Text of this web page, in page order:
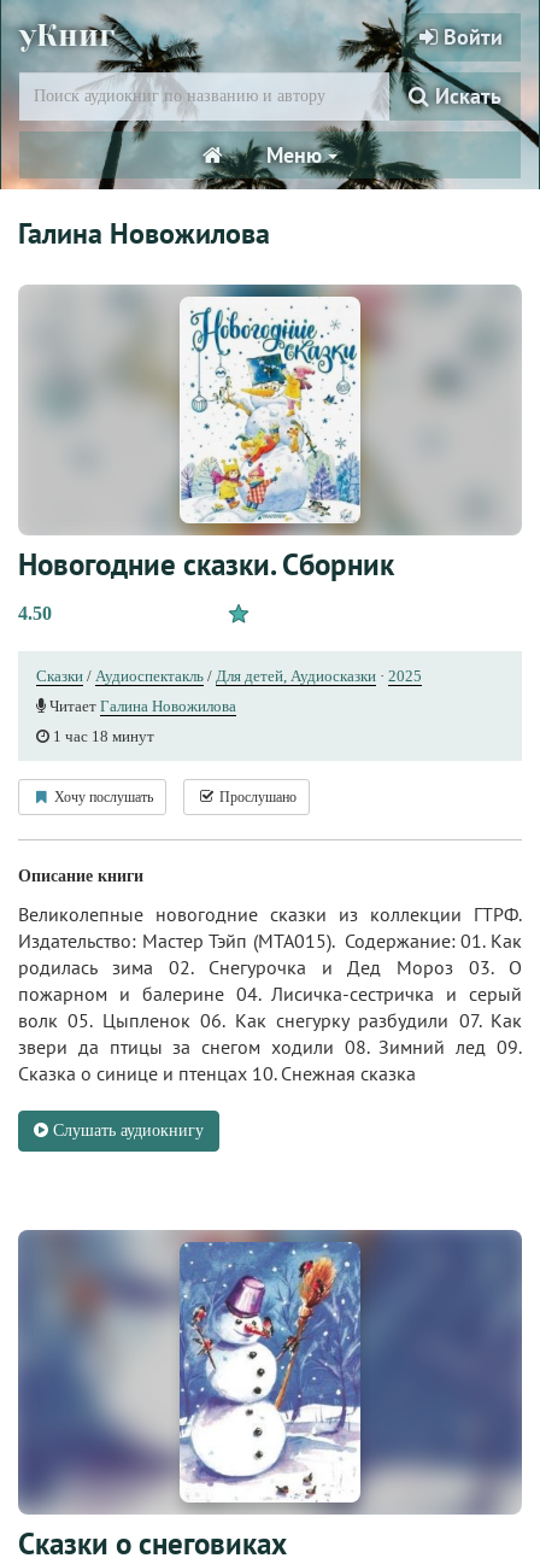
уКниг Войти
Искать
Меню
Галина Новожилова
Новогодние сказки. Сборник
4.50
Сказки / Аудиоспектакль / Для детей, Аудиосказки · 2025
Читает Галина Новожилова
1 час 18 минут
Хочу послушать Прослушано
Описание книги
Великолепные новогодние сказки из коллекции ГТРФ.
Издательство: Мастер Тэйп (МТА015). Содержание: 01. Как
родилась зима 02. Снегурочка и Дед Мороз 03. О
пожарном и балерине 04. Лисичка-сестричка и серый
волк 05. Цыпленок 06. Как снегурку разбудили 07. Как
звери да птицы за снегом ходили 08. Зимний лед 09.
Сказка о синице и птенцах 10. Снежная сказка
Слушать аудиокнигу
Сказки о снеговиках